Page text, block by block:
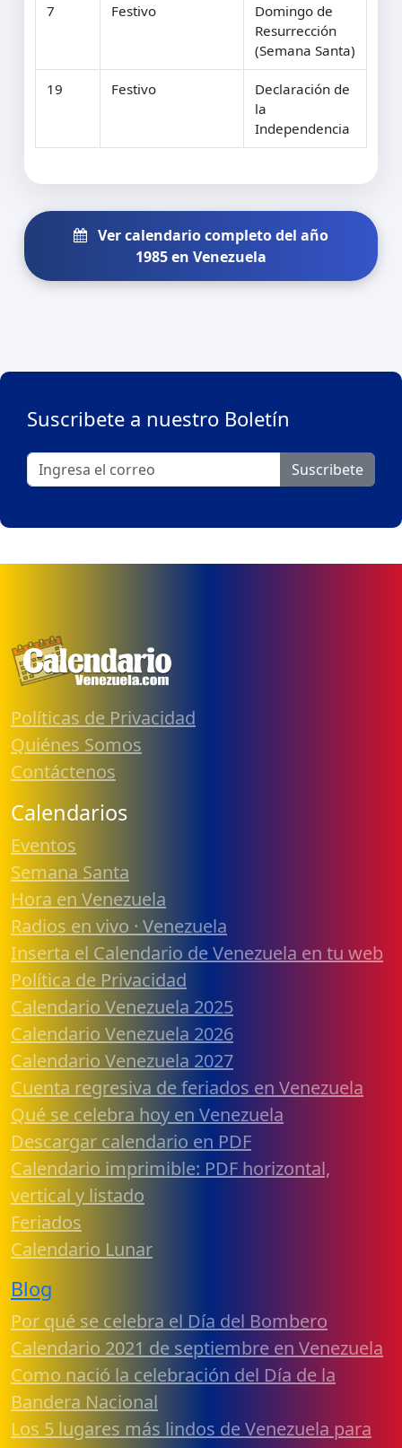
7 Festivo
Domingo de
Resurrección
(Semana Santa)
19 Festivo
Declaración de
la
Independencia
Ver calendario completo del año
1985 en Venezuela
Suscribete a nuestro Boletín
Suscribete
Políticas de Privacidad
Quiénes Somos
Contáctenos
Calendarios
Eventos
Semana Santa
Hora en Venezuela
Radios en vivo · Venezuela
Inserta el Calendario de Venezuela en tu web
Política de Privacidad
Calendario Venezuela 2025
Calendario Venezuela 2026
Calendario Venezuela 2027
Cuenta regresiva de feriados en Venezuela
Qué se celebra hoy en Venezuela
Descargar calendario en PDF
Calendario imprimible: PDF horizontal,
vertical y listado
Feriados
Calendario Lunar
Blog
Por qué se celebra el Día del Bombero
Calendario 2021 de septiembre en Venezuela
Como nació la celebración del Día de la
Bandera Nacional
Los 5 lugares más lindos de Venezuela para